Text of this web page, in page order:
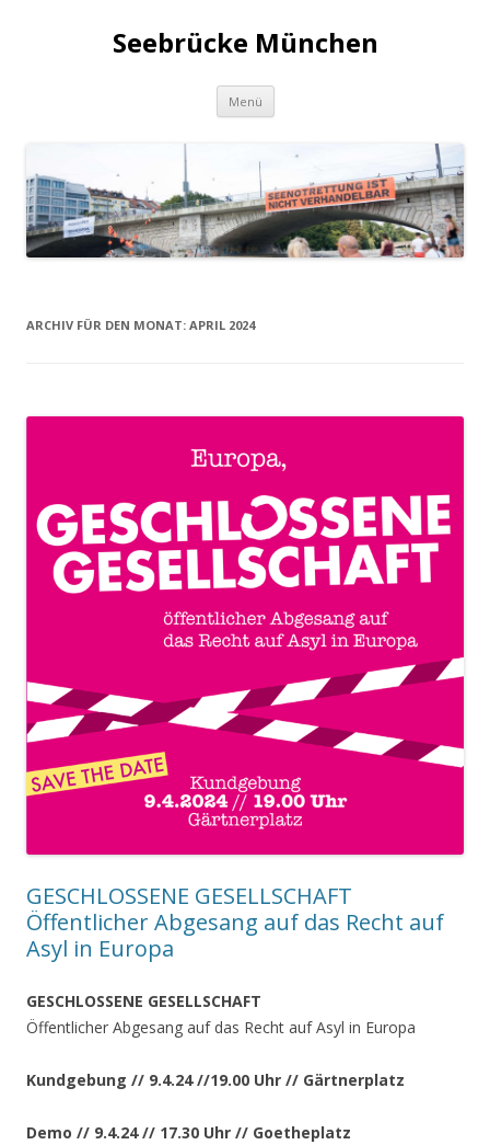
Seebrücke München
Menü Zum
springen
ARCHIV FÜR DEN MONAT: APRIL 2024
GESCHLOSSENE GESELLSCHAFT
Öffentlicher Abgesang auf das Recht auf
Asyl in Europa
GESCHLOSSENE GESELLSCHAFT
Öffentlicher Abgesang auf das Recht auf Asyl in Europa
Kundgebung // 9.4.24 //19.00 Uhr // Gärtnerplatz
Demo // 9.4.24 // 17.30 Uhr // Goetheplatz